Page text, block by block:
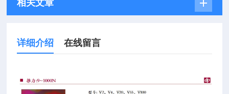
相关文章
详细介绍 在线留言